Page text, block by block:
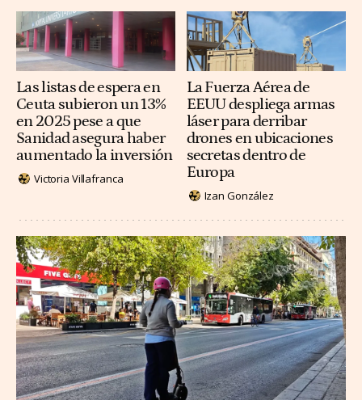
Las listas de espera en
Ceuta subieron un 13%
en 2025 pese a que
Sanidad asegura haber
aumentado la inversión
Victoria Villafranca
La Fuerza Aérea de
EEUU despliega armas
láser para derribar
drones en ubicaciones
secretas dentro de
Europa
Izan González